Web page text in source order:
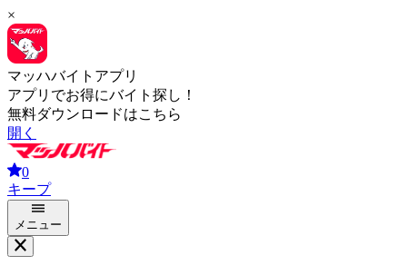
×
マッハバイトアプリ
アプリでお得にバイト探し！
無料ダウンロードはこちら
開く
0
キープ
メニュー